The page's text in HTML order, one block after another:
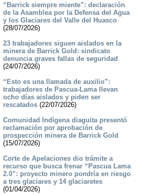
“Barrick siempre miente”: declaración
de la Asamblea por la Defensa del Agua
y los Glaciares del Valle del Huasco
(28/07/2026)
23 trabajadores siguen aislados en la
minera de Barrick Gold: sindicato
denuncia graves fallas de seguridad
(24/07/2026)
“Esto es una llamada de auxilio”:
trabajadores de Pascua-Lama llevan
ocho días aislados y piden ser
rescatados(22/07/2026)
Comunidad Indígena diaguita presentó
reclamación por aprobación de
prospección minera de Barrick Gold
(15/07/2026)
Corte de Apelaciones dio trámite a
recurso que busca frenar “Pascua Lama
2.0”: proyecto minero pondría en riesgo
a tres glaciares y 14 glaciaretes
(01/04/2026)